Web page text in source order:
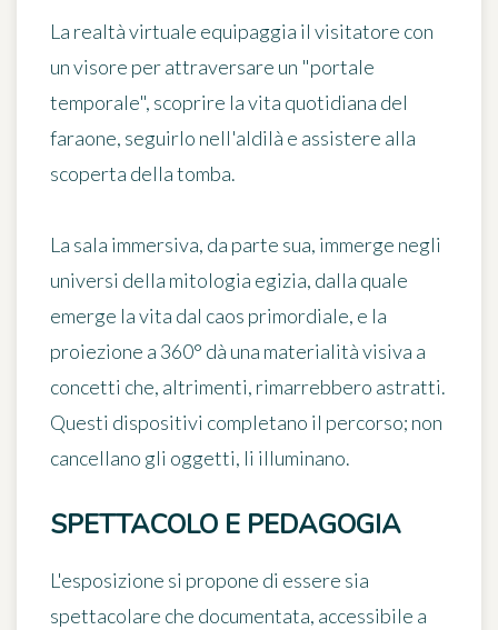
La realtà virtuale equipaggia il visitatore con
un visore per attraversare un "portale
temporale", scoprire la vita quotidiana del
faraone, seguirlo nell'aldilà e assistere alla
scoperta della tomba.
La sala immersiva, da parte sua, immerge negli
universi della mitologia egizia, dalla quale
emerge la vita dal caos primordiale, e la
proiezione a 360° dà una materialità visiva a
concetti che, altrimenti, rimarrebbero astratti.
Questi dispositivi completano il percorso; non
cancellano gli oggetti, li illuminano.
SPETTACOLO E PEDAGOGIA
L'esposizione si propone di essere sia
spettacolare che documentata, accessibile a